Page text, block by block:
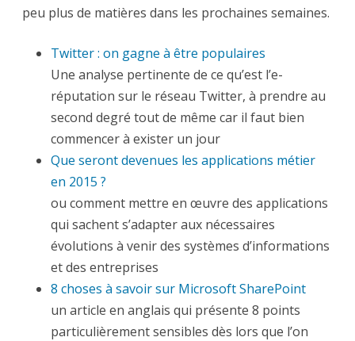
peu plus de matières dans les prochaines semaines.
Twitter : on gagne à être populaires
Une analyse pertinente de ce qu’est l’e-
réputation sur le réseau Twitter, à prendre au
second degré tout de même car il faut bien
commencer à exister un jour
Que seront devenues les applications métier
en 2015 ?
ou comment mettre en œuvre des applications
qui sachent s’adapter aux nécessaires
évolutions à venir des systèmes d’informations
et des entreprises
8 choses à savoir sur Microsoft SharePoint
un article en anglais qui présente 8 points
particulièrement sensibles dès lors que l’on